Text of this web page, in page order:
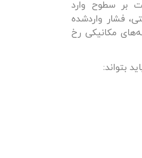
بر سطوح وارد
فشار واردشده
مکانیکی رخ
بتواند: